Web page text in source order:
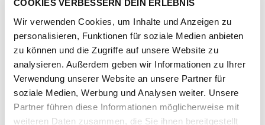
COOKIES VERBESSERN DEIN ERLEBNIS
Wir verwenden Cookies, um Inhalte und Anzeigen zu
personalisieren, Funktionen für soziale Medien anbieten
zu können und die Zugriffe auf unsere Website zu
analysieren. Außerdem geben wir Informationen zu Ihrer
Verwendung unserer Website an unsere Partner für
soziale Medien, Werbung und Analysen weiter. Unsere
Partner führen diese Informationen möglicherweise mit
weiteren Daten zusammen, die Sie ihnen bereitgestellt
Artikel-Nr.25-510-07-testa-di-moro
Farbe testa di moro